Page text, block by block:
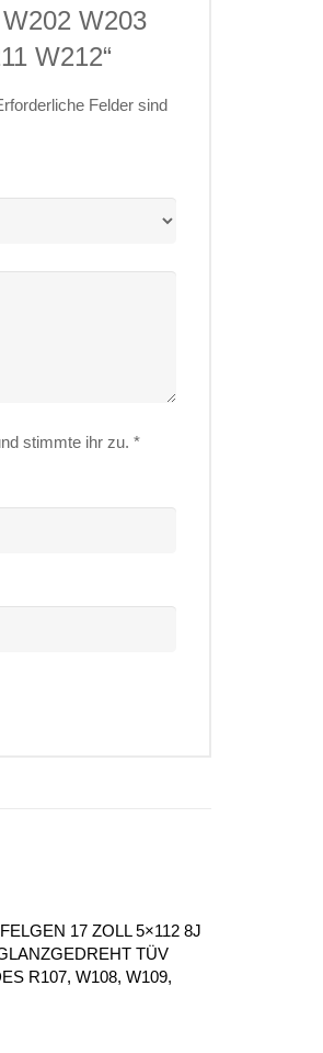
W203
W212“
Felder sind
stimmte ihr zu. *
17 ZOLL 5×112 8J
TÜV
R107, W108, W109,